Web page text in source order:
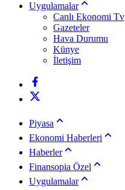
Uygulamalar
Canlı Ekonomi Tv
Gazeteler
Hava Durumu
Künye
İletişim
Piyasa
Ekonomi Haberleri
Haberler
Finansopia Özel
Uygulamalar